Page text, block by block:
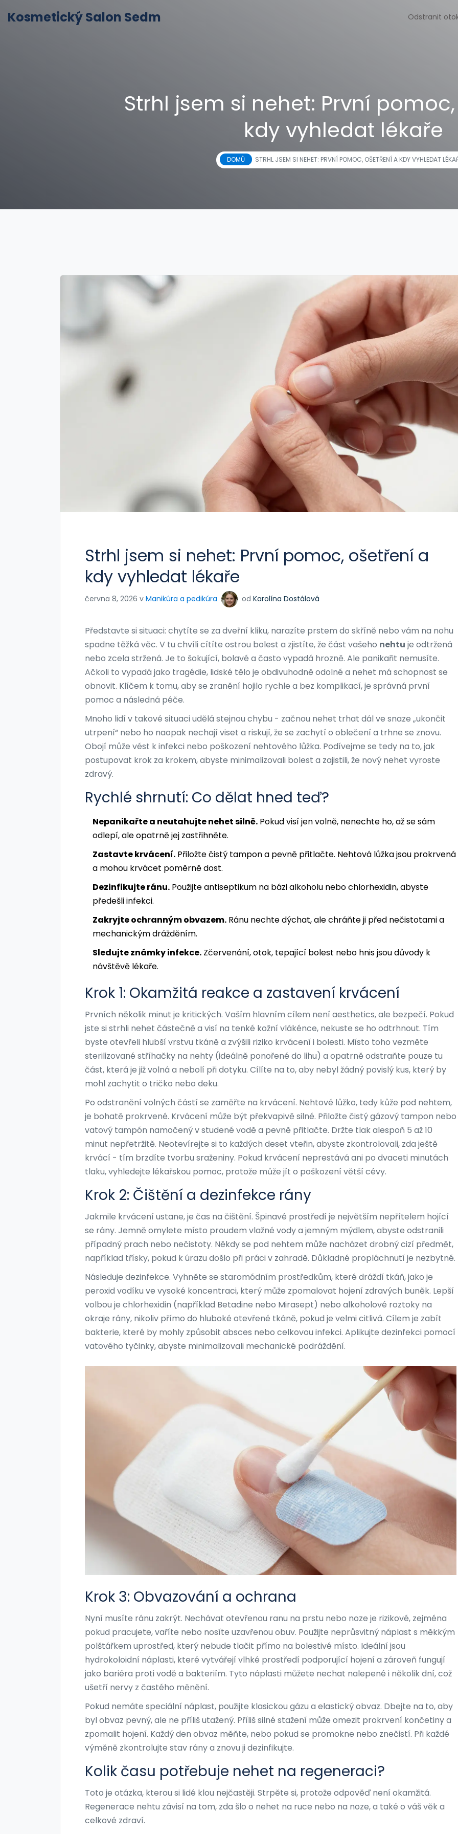
Kosmetický Salon Sedm Odstranit
Strhl jsem si nehet: První
kdy vyhledat lékaře
DOMŮ STRHL JSEM SI NEHET: PRVNÍ POMOC, OŠETŘENÍ A KDY VYHLEDAT
Strhl jsem si nehet: První pomoc, ošetření a
kdy vyhledat lékaře
června 8, 2026 v Manikúra a pedikúra od Karolína Dostálová
Představte si situaci: chytíte se za dveřní kliku, narazíte prstem do skříně nebo vám na nohu
spadne těžká věc. V tu chvíli cítíte ostrou bolest a zjistíte, že část vašeho nehtu je odtržená
nebo zcela stržená. Je to šokující, bolavé a často vypadá hrozně. Ale panikařit nemusíte.
Ačkoli to vypadá jako tragédie, lidské tělo je obdivuhodně odolné a nehet má schopnost se
obnovit. Klíčem k tomu, aby se zranění hojilo rychle a bez komplikací, je správná první
pomoc a následná péče.
Mnoho lidí v takové situaci udělá stejnou chybu - začnou nehet trhat dál ve snaze „ukončit
utrpení“ nebo ho naopak nechají viset a riskují, že se zachytí o oblečení a trhne se znovu.
Obojí může vést k infekci nebo poškození nehtového lůžka. Podívejme se tedy na to, jak
postupovat krok za krokem, abyste minimalizovali bolest a zajistili, že nový nehet vyroste
zdravý.
Rychlé shrnutí: Co dělat hned teď?
Nepanikařte a neutahujte nehet silně. Pokud visí jen volně, nenechte ho, až se sám
odlepí, ale opatrně jej zastřihněte.
Zastavte krvácení. Přiložte čistý tampon a pevně přitlačte. Nehtová lůžka jsou prokrvená
a mohou krvácet poměrně dost.
Dezinfikujte ránu. Použijte antiseptikum na bázi alkoholu nebo chlorhexidin, abyste
předešli infekci.
Zakryjte ochranným obvazem. Ránu nechte dýchat, ale chráňte ji před nečistotami a
mechanickým drážděním.
Sledujte známky infekce. Zčervenání, otok, tepající bolest nebo hnis jsou důvody k
návštěvě lékaře.
Krok 1: Okamžitá reakce a zastavení krvácení
Prvních několik minut je kritických. Vaším hlavním cílem není aesthetics, ale bezpečí. Pokud
jste si strhli nehet částečně a visí na tenké kožní vlákénce, nekuste se ho odtrhnout. Tím
byste otevřeli hlubší vrstvu tkáně a zvýšili riziko krvácení i bolesti. Místo toho vezměte
sterilizované stříhačky na nehty (ideálně ponořené do lihu) a opatrně odstraňte pouze tu
část, která je již volná a nebolí při dotyku. Cílíte na to, aby nebyl žádný povislý kus, který by
mohl zachytit o tričko nebo deku.
Po odstranění volných částí se zaměřte na krvácení. Nehtové lůžko, tedy kůže pod nehtem,
je bohatě prokrvené. Krvácení může být překvapivě silné. Přiložte čistý gázový tampon nebo
vatový tampón namočený v studené vodě a pevně přitlačte. Držte tlak alespoň 5 až 10
minut nepřetržitě. Neotevírejte si to každých deset vteřin, abyste zkontrolovali, zda ještě
krvácí - tím brzdíte tvorbu sraženiny. Pokud krvácení neprestává ani po dvaceti minutách
tlaku, vyhledejte lékařskou pomoc, protože může jít o poškození větší cévy.
Krok 2: Čištění a dezinfekce rány
Jakmile krvácení ustane, je čas na čištění. Špinavé prostředí je největším nepřítelem hojící
se rány. Jemně omylete místo proudem vlažné vody a jemným mýdlem, abyste odstranili
případný prach nebo nečistoty. Někdy se pod nehtem může nacházet drobný cizí předmět,
například třísky, pokud k úrazu došlo při práci v zahradě. Důkladné propláchnutí je nezbytné.
Následuje dezinfekce. Vyhněte se staromódním prostředkům, které dráždí tkáň, jako je
peroxid vodíku ve vysoké koncentraci, který může zpomalovat hojení zdravých buněk. Lepší
volbou je chlorhexidin (například Betadine nebo Mirasept) nebo alkoholové roztoky na
okraje rány, nikoliv přímo do hluboké otevřené tkáně, pokud je velmi citlivá. Cílem je zabít
bakterie, které by mohly způsobit absces nebo celkovou infekci. Aplikujte dezinfekci pomocí
vatového tyčinky, abyste minimalizovali mechanické podráždění.
Krok 3: Obvazování a ochrana
Nyní musíte ránu zakrýt. Nechávat otevřenou ranu na prstu nebo noze je rizikové, zejména
pokud pracujete, vaříte nebo nosíte uzavřenou obuv. Použijte neprůsvitný náplast s měkkým
polštářkem uprostřed, který nebude tlačit přímo na bolestivé místo. Ideální jsou
hydrokoloidní náplasti, které vytvářejí vlhké prostředí podporující hojení a zároveň fungují
jako bariéra proti vodě a bakteriím. Tyto náplasti můžete nechat nalepené i několik dní, což
ušetří nervy z častého měnění.
Pokud nemáte speciální náplast, použijte klasickou gázu a elastický obvaz. Dbejte na to, aby
byl obvaz pevný, ale ne příliš utažený. Příliš silné stažení může omezit prokrvení končetiny a
zpomalit hojení. Každý den obvaz měňte, nebo pokud se promokne nebo znečistí. Při každé
výměně zkontrolujte stav rány a znovu ji dezinfikujte.
Kolik času potřebuje nehet na regeneraci?
Toto je otázka, kterou si lidé klou nejčastěji. Strpěte si, protože odpověď není okamžitá.
Regenerace nehtu závisí na tom, zda šlo o nehet na ruce nebo na noze, a také o váš věk a
celkové zdraví.